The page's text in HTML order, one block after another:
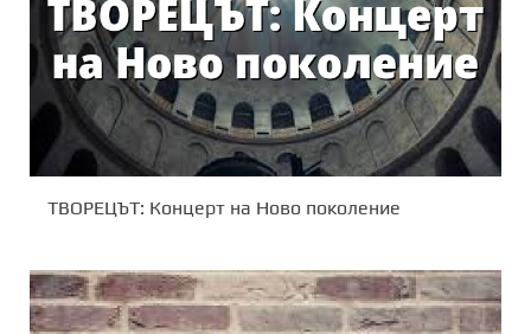
ТВОРЕЦЪТ: Концерт на Ново поколение